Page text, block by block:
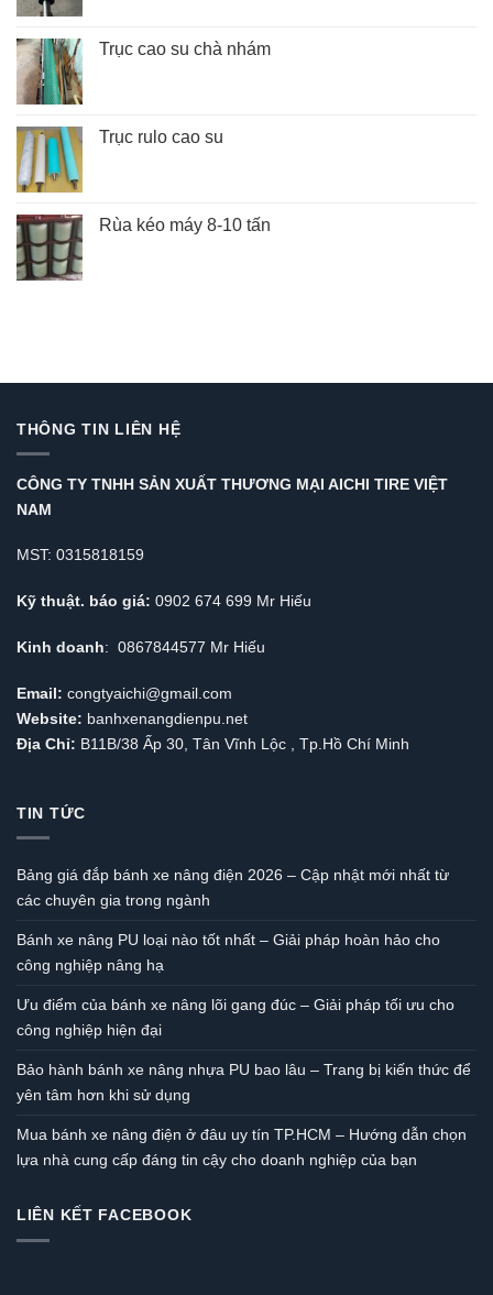
Trục cao su chà nhám
Trục rulo cao su
Rùa kéo máy 8-10 tấn
THÔNG TIN LIÊN HỆ
CÔNG TY TNHH SẢN XUẤT THƯƠNG MẠI AICHI TIRE VIỆT
NAM
MST: 0315818159
Kỹ thuật. báo giá: 0902 674 699 Mr Hiếu
Kinh doanh: 0867844577 Mr Hiếu
Email: congtyaichi@gmail.com
Website: banhxenangdienpu.net
Địa Chỉ: B11B/38 Ấp 30, Tân Vĩnh Lộc , Tp.Hồ Chí Minh
TIN TỨC
Bảng giá đắp bánh xe nâng điện 2026 – Cập nhật mới nhất từ
các chuyên gia trong ngành
Bánh xe nâng PU loại nào tốt nhất – Giải pháp hoàn hảo cho
công nghiệp nâng hạ
Ưu điểm của bánh xe nâng lõi gang đúc – Giải pháp tối ưu cho
công nghiệp hiện đại
Bảo hành bánh xe nâng nhựa PU bao lâu – Trang bị kiến thức để
yên tâm hơn khi sử dụng
Mua bánh xe nâng điện ở đâu uy tín TP.HCM – Hướng dẫn chọn
lựa nhà cung cấp đáng tin cậy cho doanh nghiệp của bạn
LIÊN KẾT FACEBOOK